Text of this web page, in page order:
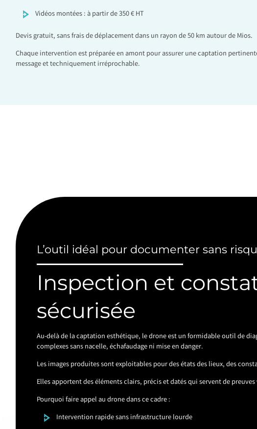
Vidéos montées : à partir de 350 € HT
Devis gratuit, sans frais de déplacement dans un rayon de 50 km autour de Mios.
Chaque intervention est préparée en amont pour assurer une captation
message et techniquement irréprochable.
L’outil idéal pour documenter sans
Inspection et
sécurisée
Au-delà de la captation esthétique, le drone est un formidable outil de
complexes sans nacelle, échafaudage ni mise en danger.
Les images produites sont exploitables pour des états des lieux, des
Elles apportent des éléments clairs, précis et datés qui servent de
Pourquoi faire appel au drone dans ce cadre :
Intervention rapide sans infrastructure lourde